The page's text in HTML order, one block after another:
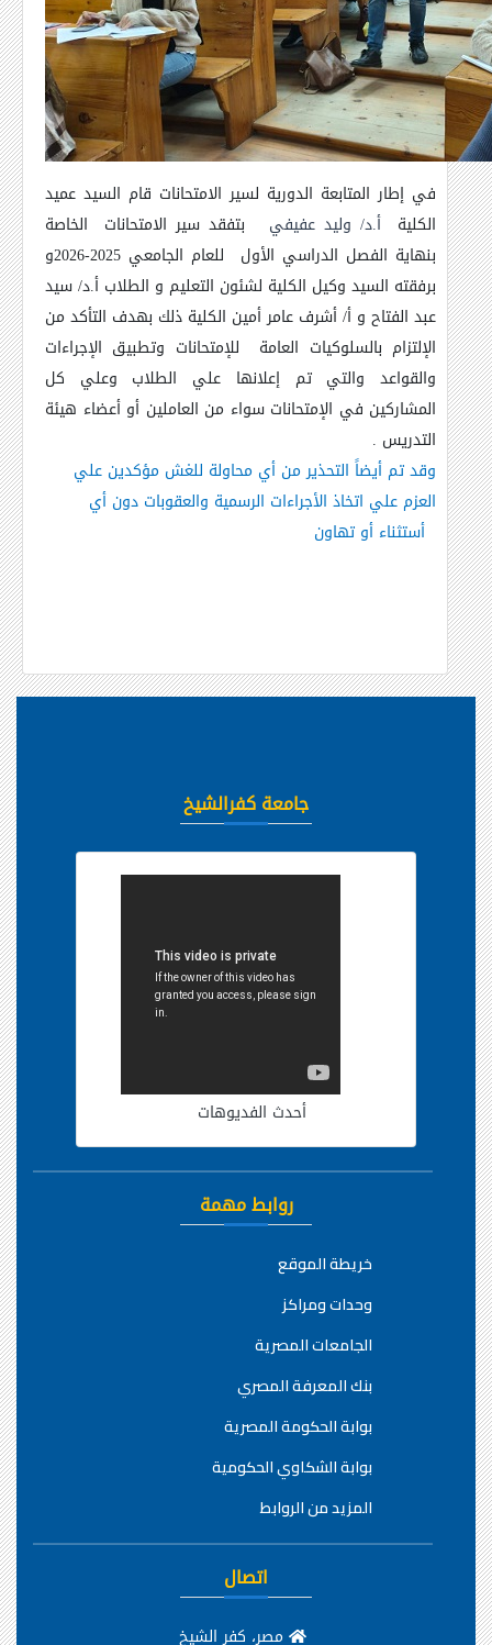
في إطار المتابعة الدورية لسير الامتحانات قام السيد عميد
الكلية
أ.د/ وليد عفيفي
بتفقد سير الامتحانات الخاصة
بنهاية الفصل الدراسي الأول
للعام الجامعي 2025-2026و
برفقته السيد وكيل الكلية لشئون التعليم و الطلاب أ.د/ سيد
عبد الفتاح و أ/ أشرف عامر أمين الكلية ذلك بهدف التأكد من
الإلتزام بالسلوكيات العامة للإمتحانات وتطبيق الإجراءات
والقواعد والتي تم إعلانها علي الطلاب وعلي كل
المشاركين في الإمتحانات سواء من العاملين أو أعضاء هيئة
التدريس .
وقد تم أيضاً التحذير من أي محاولة للغش مؤكدين علي
العزم علي اتخاذ الأجراءات الرسمية والعقوبات دون أي
أستثناء أو تهاون
جامعة كفرالشيخ
أحدث الفديوهات
روابط مهمة
خريطة الموقع
وحدات ومراكز
الجامعات المصرية
بنك المعرفة المصري
بوابة الحكومة المصرية
بوابة الشكاوي الحكومية
المزيد من الروابط
اتصال
مصر، كفر الشيخ